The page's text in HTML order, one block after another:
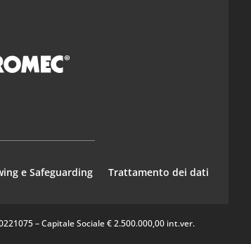
e Safeguarding Trattamento dei dati
– Capitale Sociale € 2.500.000,00 int.ver.